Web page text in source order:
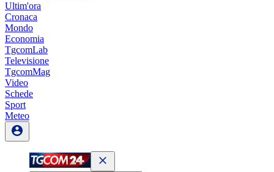
Ultim'ora
Cronaca
Mondo
Economia
TgcomLab
Televisione
TgcomMag
Video
Schede
Sport
Meteo